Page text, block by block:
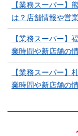
【業務スーパー】
は？店舗情報や営
【業務スーパー】
業時間や新店舗の
【業務スーパー】
業時間や新店舗の